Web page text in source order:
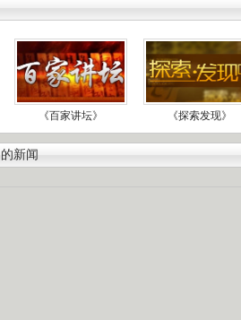
《百家讲坛》 《探索发现》
的新闻